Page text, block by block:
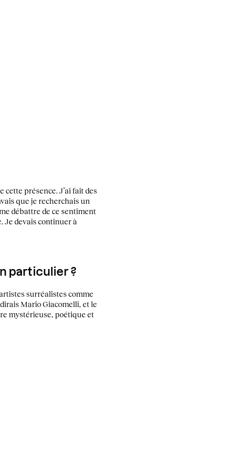
cette présence. J’ai fait des
que je recherchais un
débattre de ce sentiment
Je devais continuer à
particulier ?
surréalistes comme
Mario Giacomelli, et le
mystérieuse, poétique et